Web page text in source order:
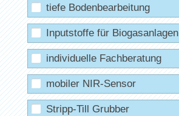
tiefe Bodenbearbeitung
Inputstoffe für Biogasanlagen
individuelle Fachberatung
mobiler NIR-Sensor
Stripp-Till Grubber